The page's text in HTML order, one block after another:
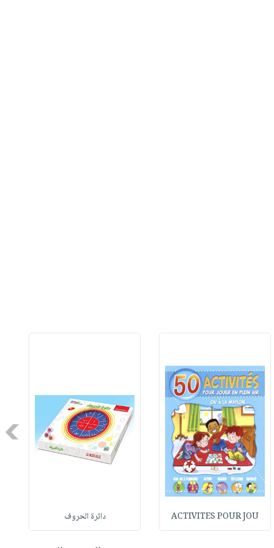
ACTIVITES POUR JOU دائرة الحروف